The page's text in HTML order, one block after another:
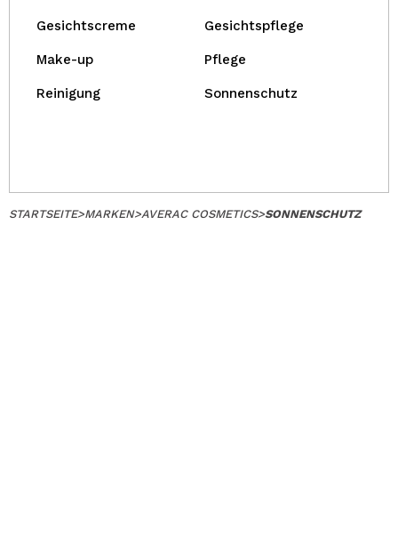
Gesichtscreme Gesichtspflege
Make-up Pflege
Reinigung Sonnenschutz
STARTSEITE>MARKEN>AVERAC COSMETICS>SONNENSCHUTZ